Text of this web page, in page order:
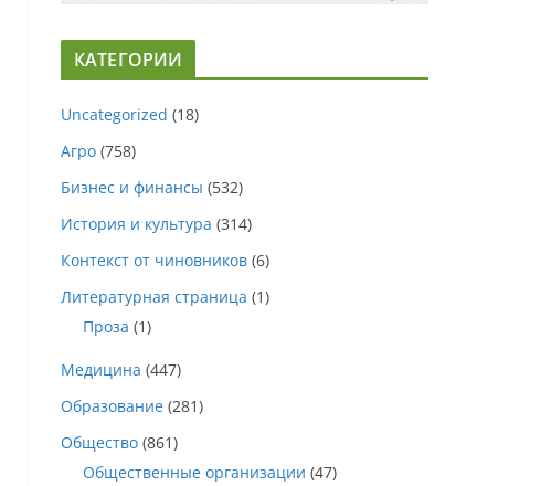
КАТЕГОРИИ
Uncategorized (18)
Агро (758)
Бизнес и финансы (532)
История и культура (314)
Контекст от чиновников (6)
Литературная страница (1)
Проза (1)
Медицина (447)
Образование (281)
Общество (861)
Общественные организации (47)